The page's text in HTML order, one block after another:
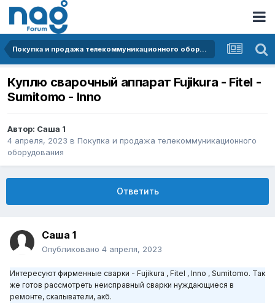
Покупка и продажа телекоммуникационного оборудования
Куплю сварочный аппарат Fujikura - Fitel -
Sumitomo - Innо
Автор: Саша 1
4 апреля, 2023 в Покупка и продажа телекоммуникационного
оборудования
Ответить
Саша 1
Опубликовано 4 апреля, 2023
Интересуют фирменные сварки - Fujikura , Fitel , Inno , Sumitomo. Так
же готов рассмотреть неисправный сварки нуждающиеся в
ремонте, скалыватели, акб.